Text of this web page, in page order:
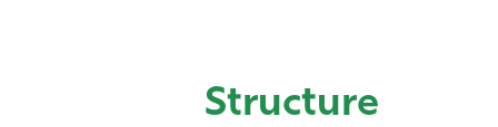
Structure